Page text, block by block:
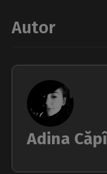
Autor
Adina